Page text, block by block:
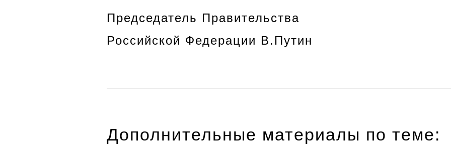
Председатель Правительства
Российской Федерации В.Путин
Дополнительные материалы по теме: